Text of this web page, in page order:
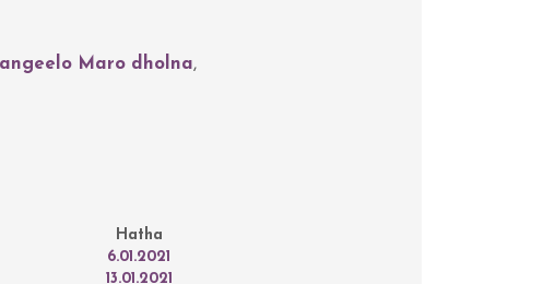
Maro dholna,
Hatha
6.01.2021
13.01.2021